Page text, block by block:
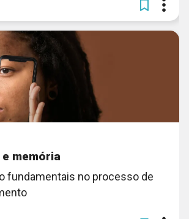
memória
fundamentais no processo de